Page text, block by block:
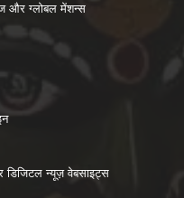
और ग्लोबल मेंशन्स
डिजिटल न्यूज़ वेबसाइट्स